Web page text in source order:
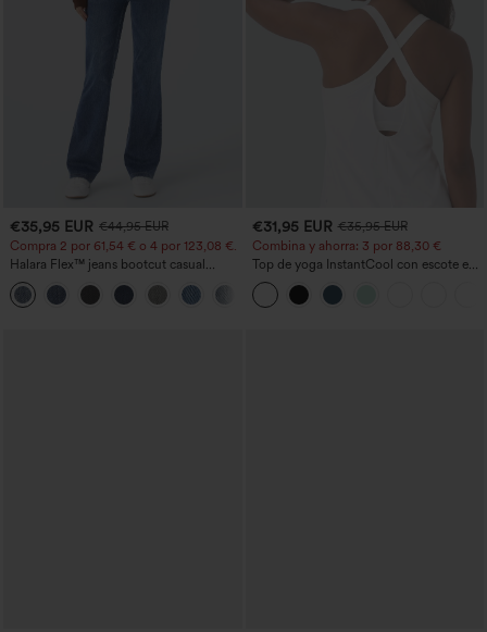
€35,95 EUR €44,95 EUR
Compra 2 por 61,54 € o 4 por 123,08 €.
Halara Flex™ jeans bootcut casual
lavados, de talle alto y con bolsillos
+5
€31,95 EUR €35,95 EUR
Combina y ahorra: 3 por 88,30 €
Top de yoga InstantCool con escote en
U y bajo curvado - UPF50+